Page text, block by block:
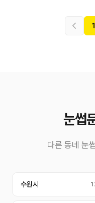
1
눈썹
다른 동네 눈
수원시